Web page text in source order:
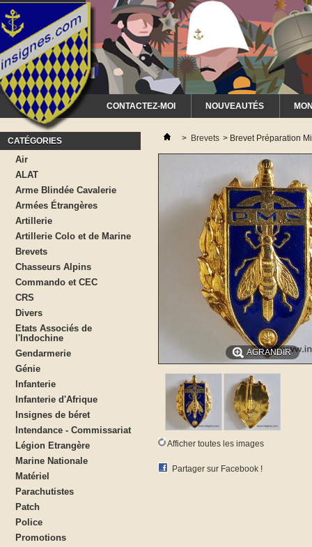
CONTACTEZ-MOI NOUVEAUTÉS
CATÉGORIES
Air
ALAT
Arme Blindée Cavalerie
Armées Étrangères
Artillerie
Artillerie Colo et de Marine
Brevets
Chasseurs Alpins
Commando et CEC
CRS
Divers
Etats Associés de
l'Indochine
Gendarmerie
Génie
Infanterie
Infanterie d'Afrique
Insignes de béret
Intendance - Commissariat
Légion Etrangère
Marine Nationale
Matériel
Parachutistes
Patch
Police
Promotions
> Brevets > Brevet Préparation
AGRANDIR
Afficher toutes les images
Partager sur Facebook !